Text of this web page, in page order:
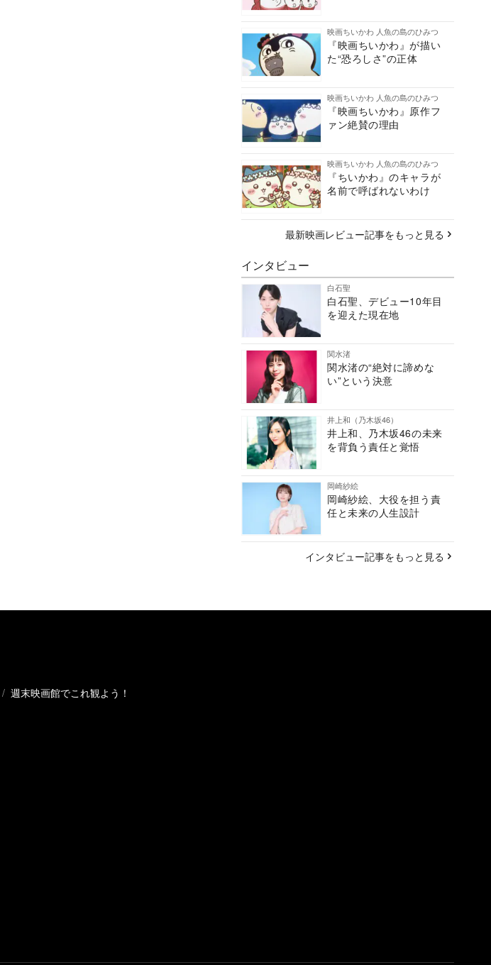
映画ちいかわ 人魚の島のひみつ
『映画ちいかわ』が描い
た“恐ろしさ”の正体
映画ちいかわ 人魚の島のひみつ
『映画ちいかわ』原作フ
ァン絶賛の理由
映画ちいかわ 人魚の島のひみつ
『ちいかわ』のキャラが
名前で呼ばれないわけ
最新映画レビュー記事をもっと見る
インタビュー
白石聖
白石聖、デビュー10年目
を迎えた現在地
関水渚
関水渚の“絶対に諦めな
い”という決意
井上和（乃木坂46）
井上和、乃木坂46の未来
を背負う責任と覚悟
岡崎紗絵
岡崎紗絵、大役を担う責
任と未来の人生設計
インタビュー記事をもっと見る
週末映画館でこれ観よう！